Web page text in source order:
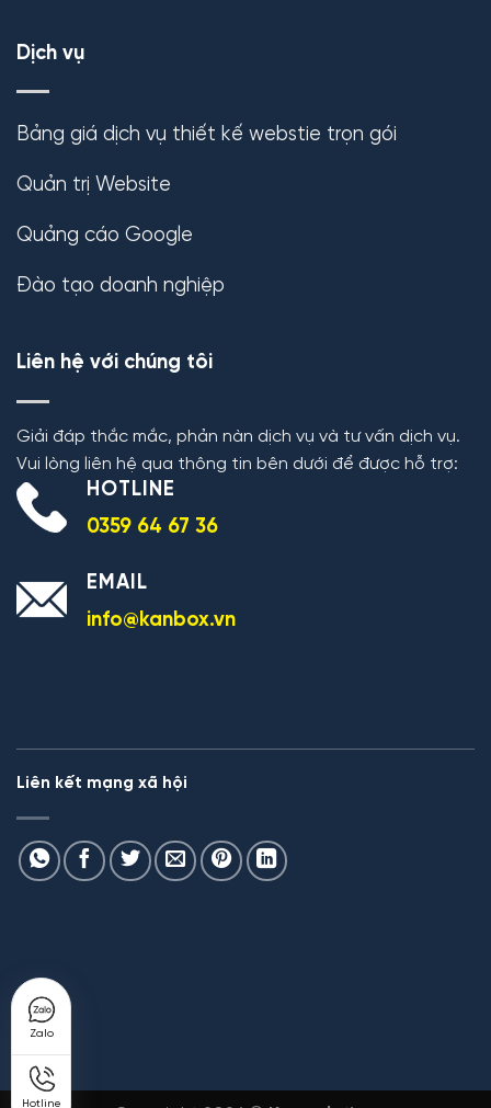
Zalo
Hotline
Dịch vụ
Bảng giá dịch vụ thiết kế webstie trọn gói
Quản trị Website
Quảng cáo Google
Đào tạo doanh nghiệp
Liên hệ với chúng tôi
Giải đáp thắc mắc, phản nàn dịch vụ và tư vấn dịch vụ.
Vui lòng liên hệ qua thông tin bên dưới để được hỗ trợ:
HOTLINE
0359 64 67 36
EMAIL
info@kanbox.vn
Liên kết mạng xã hội